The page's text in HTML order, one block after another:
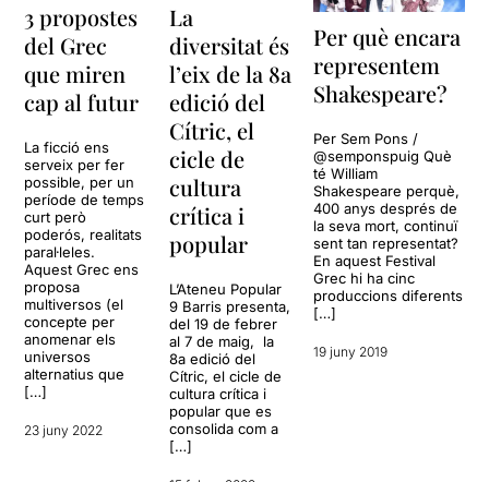
3 propostes
del Grec
que miren
cap al futur
La ficció ens
serveix per fer
possible, per un
període de temps
curt però
poderós, realitats
paral·leles.
Aquest Grec ens
proposa
multiversos (el
concepte per
anomenar els
universos
alternatius que
[…]
23 juny 2022
La
diversitat és
l’eix de la 8a
edició del
Cítric, el
cicle de
cultura
crítica i
popular
L’Ateneu Popular
9 Barris presenta,
del 19 de febrer
al 7 de maig, la
8a edició del
Cítric, el cicle de
cultura crítica i
popular que es
consolida com a
[…]
Per què encara
representem
Shakespeare?
Per Sem Pons /
@semponspuig Què
té William
Shakespeare perquè,
400 anys després de
la seva mort, continuï
sent tan representat?
En aquest Festival
Grec hi ha cinc
produccions diferents
[…]
19 juny 2019